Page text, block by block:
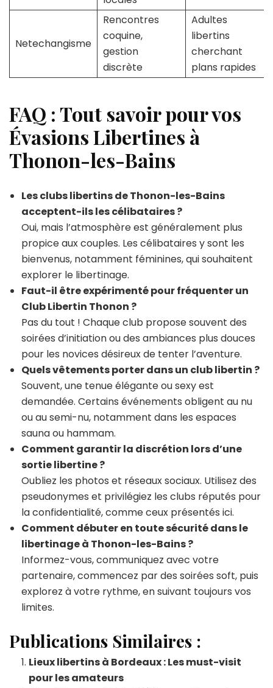
Netechangisme
Rencontres
coquine,
gestion
discrète
Adultes
libertins
cherchant
plans rapides
FAQ : Tout savoir pour vos
Évasions Libertines à
Thonon-les-Bains
Les clubs libertins de Thonon-les-Bains
acceptent-ils les célibataires ?
Oui, mais l’atmosphère est généralement plus
propice aux couples. Les célibataires y sont les
bienvenus, notamment féminines, qui souhaitent
explorer le libertinage.
Faut-il être expérimenté pour fréquenter un
Club Libertin Thonon ?
Pas du tout ! Chaque club propose souvent des
soirées d’initiation ou des ambiances plus douces
pour les novices désireux de tenter l’aventure.
Quels vêtements porter dans un club libertin ?
Souvent, une tenue élégante ou sexy est
demandée. Certains événements obligent au nu
ou au semi-nu, notamment dans les espaces
sauna ou hammam.
Comment garantir la discrétion lors d’une
sortie libertine ?
Oubliez les photos et réseaux sociaux. Utilisez des
pseudonymes et privilégiez les clubs réputés pour
la confidentialité, comme ceux présentés ici.
Comment débuter en toute sécurité dans le
libertinage à Thonon-les-Bains ?
Informez-vous, communiquez avec votre
partenaire, commencez par des soirées soft, puis
explorez à votre rythme, en suivant toujours vos
limites.
Publications Similaires :
Lieux libertins à Bordeaux : Les must-visit
pour les amateurs